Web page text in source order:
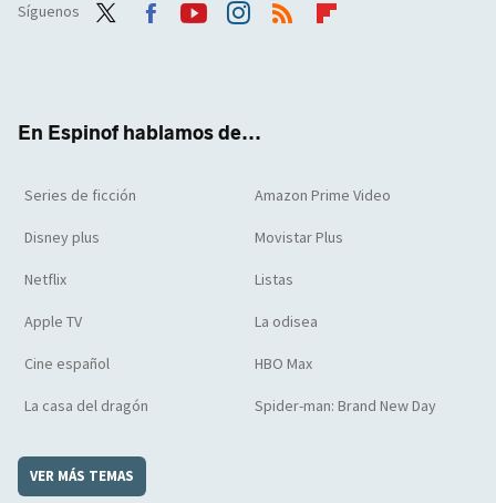
Síguenos
En Espinof hablamos de...
Series de ficción Amazon Prime Video
Disney plus Movistar Plus
Netflix Listas
Apple TV La odisea
Cine español HBO Max
La casa del dragón Spider-man: Brand New Day
VER MÁS TEMAS